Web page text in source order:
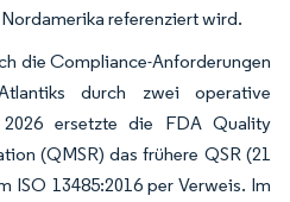
referenziert wird.
die Compliance-Anforderungen
durch zwei operative
2026 ersetzte die FDA Quality
(QMSR) das frühere QSR (21
ISO 13485:2016 per Verweis. Im